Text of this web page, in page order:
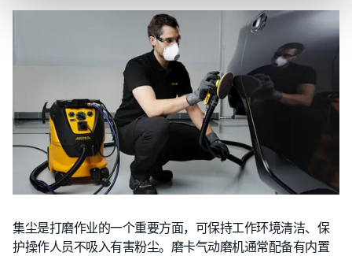
集尘是打磨作业的一个重要方面，可保持工作环境清洁、保
护操作人员不吸入有害粉尘。磨卡气动磨机通常配备有内置